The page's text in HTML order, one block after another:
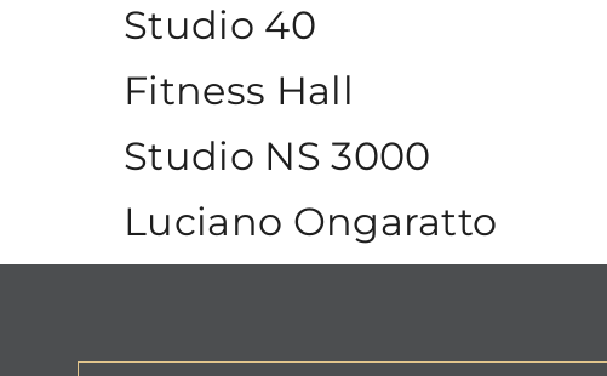
Studio 40
Fitness Hall
Studio NS 3000
Luciano Ongaratto